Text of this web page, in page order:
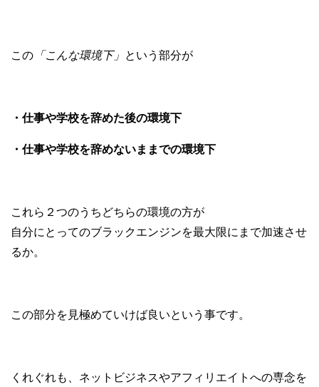
この 「こんな環境下」 という部分が
・仕事や学校を辞めた後の環境下
・仕事や学校を辞めないままでの環境下
これら２つのうちどちらの環境の方が
自分にとってのブラックエンジンを最大限にまで加速させ
るか。
この部分を見極めていけば良いという事です。
くれぐれも、ネットビジネスやアフィリエイトへの専念を